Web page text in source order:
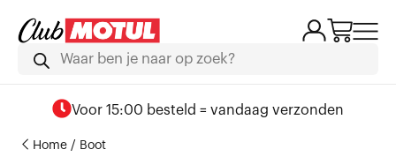
Voor 15:00 besteld = vandaag verzonden
Home/ Boot